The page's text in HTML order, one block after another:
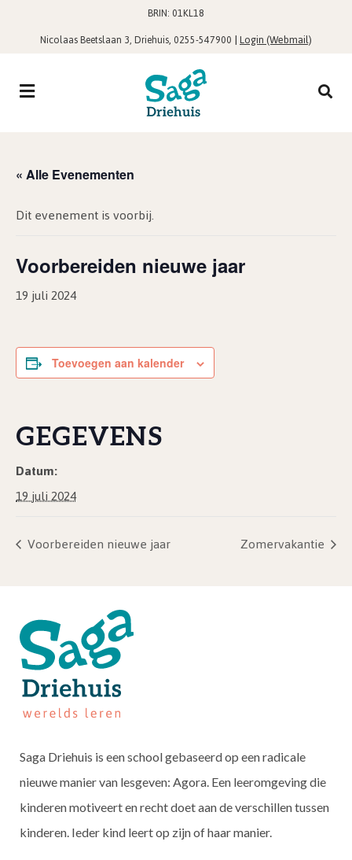
BRIN: 01KL18
Nicolaas Beetslaan 3, Driehuis, 0255-547900 |Login (Webmail)
« Alle Evenementen
Dit evenement is voorbij.
Voorbereiden nieuwe jaar
19 juli 2024
Toevoegen aan kalender
GEGEVENS
Datum:
19 juli 2024
Voorbereiden nieuwe jaar
Zomervakantie
Saga Driehuis is een school gebaseerd op een radicale
nieuwe manier van lesgeven: Agora. Een leeromgeving die
kinderen motiveert en recht doet aan de verschillen tussen
kinderen. Ieder kind leert op zijn of haar manier.